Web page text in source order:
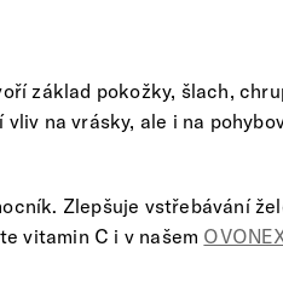
základ pokožky, šlach,
na vrásky, ale i na
Zlepšuje vstřebávání
vitamin C i v našem